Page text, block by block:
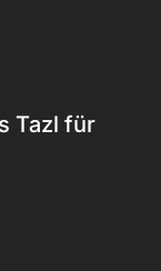
Tazl für